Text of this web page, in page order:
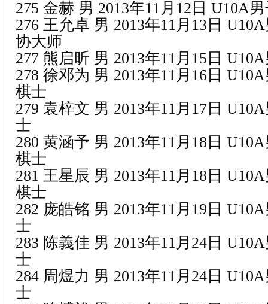
275 金赫 男 2013年11月12日 U10A
276 王允卓 男 2013年11月13日
协大师
277 熊启昕 男 2013年11月15日
278 徐邓为 男 2013年11月16日
棋士
279 袁梓文 男 2013年11月17日
士
280 黄涵予 男 2013年11月18日
棋士
281 王星辰 男 2013年11月18日
棋士
282 庞皓铭 男 2013年11月19日
士
283 陈義佳 男 2013年11月24日
士
284 周煜力 男 2013年11月24日
士